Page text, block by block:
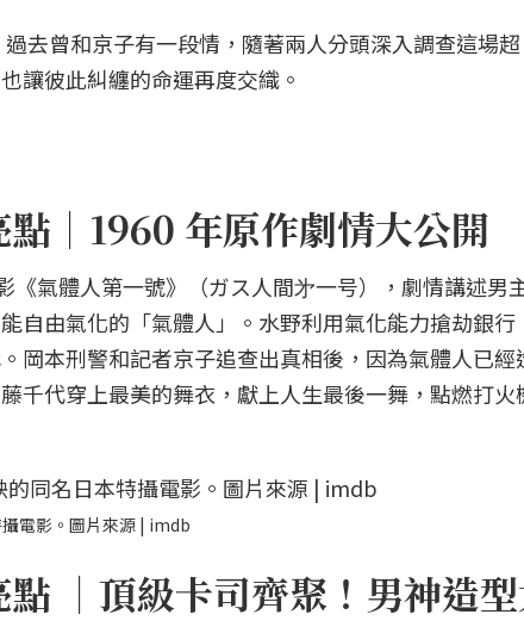
去曾和京子有一段情，隨著兩人分頭深入調查這場
讓彼此糾纏的命運再度交織。
點｜1960 年原作劇情大公開
《氣體人第一號》（ガス人間㐧一号），劇情講述男
自由氣化的「氣體人」。水野利用氣化能力搶劫銀行
岡本刑警和記者京子追查出真相後，因為氣體人已經
千代穿上最美的舞衣，獻上人生最後一舞，點燃打火
電影。圖片來源 | imdb
點 ｜頂級卡司齊聚！男神造